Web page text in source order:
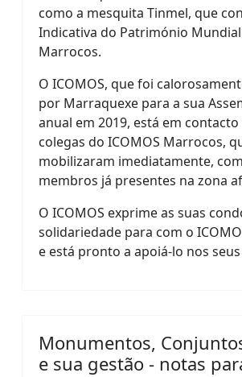
como a mesquita Tinmel, que
Indicativa do Património
Marrocos.
O ICOMOS, que foi
por Marraquexe para a sua
anual em 2019, está em
colegas do ICOMOS Marrocos,
mobilizaram imediatamente,
membros já presentes na zona
O ICOMOS exprime as suas
solidariedade para com o
e está pronto a apoiá-lo nos
Monumentos,
e sua gestão - notas